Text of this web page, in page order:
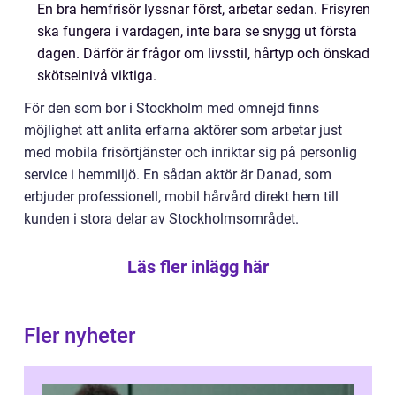
En bra hemfrisör lyssnar först, arbetar sedan. Frisyren
ska fungera i vardagen, inte bara se snygg ut första
dagen. Därför är frågor om livsstil, hårtyp och önskad
skötselnivå viktiga.
För den som bor i Stockholm med omnejd finns
möjlighet att anlita erfarna aktörer som arbetar just
med mobila frisörtjänster och inriktar sig på personlig
service i hemmiljö. En sådan aktör är Danad, som
erbjuder professionell, mobil hårvård direkt hem till
kunden i stora delar av Stockholmsområdet.
Läs fler inlägg här
Fler nyheter